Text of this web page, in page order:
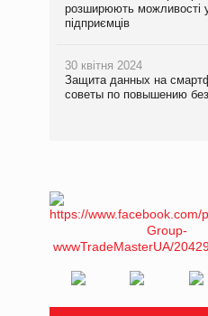
розширюють можливості
підприємців
30 квітня 2024
Защита данных на
советы по повышению